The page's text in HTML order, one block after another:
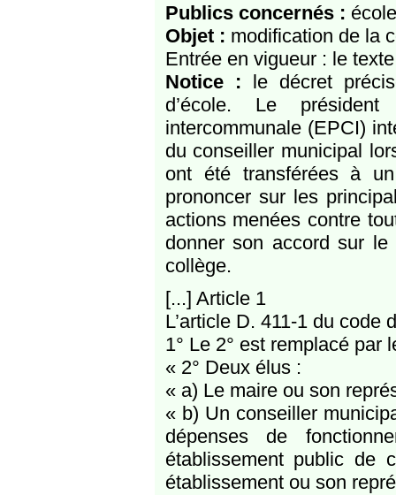
Publics concernés :
Objet : modification de la
Entrée en vigueur : le
Notice : le décret
d’école. Le
intercommunale (EPCI)
du conseiller municipal
ont été transférées à
prononcer sur les
actions menées contre
donner son accord sur le
collège.
[...] Article 1
L’article D. 411-1 du code
1° Le 2° est remplacé par
« 2° Deux élus :
« a) Le maire ou son
« b) Un conseiller
dépenses de
établissement public de
établissement ou son